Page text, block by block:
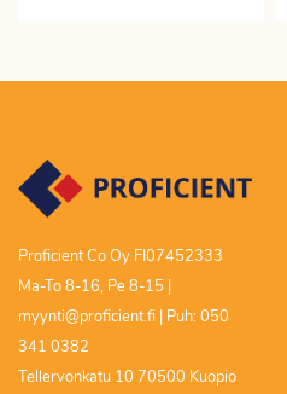
Proficient Co Oy FI07452333
Ma-To 8-16, Pe 8-15 |
myynti@proficient.fi | Puh: 050
341 0382
Tellervonkatu 10 70500 Kuopio